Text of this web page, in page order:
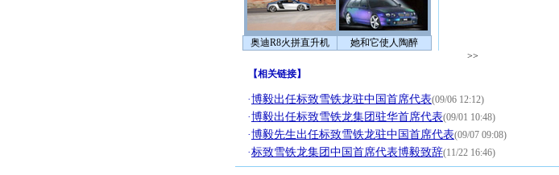
奥迪R8火拼直升机 她和它使人陶醉
>>
【相关链接】
·博毅出任标致雪铁龙驻中国首席代表(09/06 12:12)
·博毅出任标致雪铁龙集团驻华首席代表(09/01 10:48)
·博毅先生出任标致雪铁龙驻中国首席代表(09/07 09:08)
·标致雪铁龙集团中国首席代表博毅致辞(11/22 16:46)